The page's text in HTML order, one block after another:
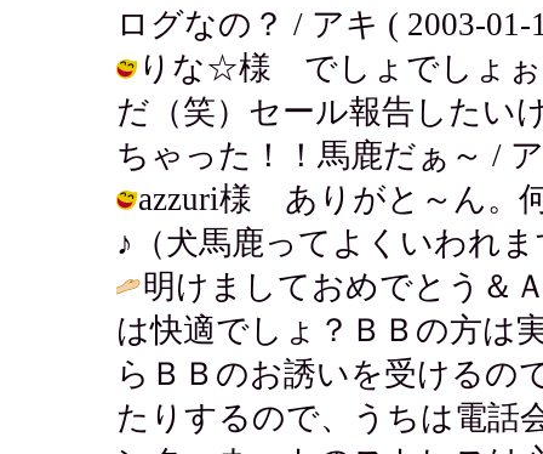
ログなの？ / アキ ( 2003-01-
りな☆様 でしょでしょぉ
だ（笑）セール報告したい
ちゃった！！馬鹿だぁ～ /
azzuri様 ありがと～ん。
♪（犬馬鹿ってよくいわれま
明けましておめでとう＆
は快適でしょ？ＢＢの方は
らＢＢのお誘いを受けるの
たりするので、うちは電話